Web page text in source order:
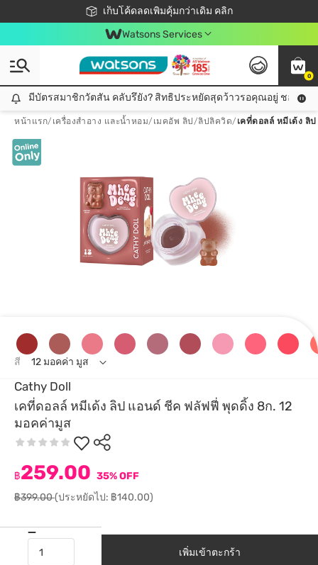
เก็บโค้ดลดเพิ่มคุ้มกว่าเดิม คลิก
ชอปออนไลน์ครั้งแรก ลดเพิ่มจุก ๆ 10%! 🎉
📦ส่งฟรี! เมื่อชอป 499฿
สมาชิกวัตสัน คลับดียังไง?
Watsons Services
0
มีบัตรสมาชิกวัตสัน คลับรึยัง? สิทธิประหยัดสุดว้าวรอคุณอยู่ ชอปคุ้มกว่าเดิม คลิก!
มีบัตรสมาชิกวัตสัน คลับรึยัง? สิทธิประหยัดสุดว้าวรอคุณอยู่ ชอปคุ้มก
หน้าแรก/ เครื่องสำอาง และน้ำหอม/ เมคอัพ ลิป /ลิปลิควิด/ เคที่ดอลล์ หมีเด้ง
Cathy Doll
เคที่ดอลล์ หมีเด้ง ลิป แอนด์ ชีค ฟลัฟฟี่ พุดดิ้ง 8ก. 12
มอคค่ามูส
฿259.00 35% OFF
฿399.00(ประหยัดไป: ฿140.00)
สี 12 มอคค่า มูส
เพิ่มเข้าตะกร้า